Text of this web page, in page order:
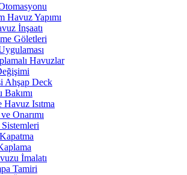
Havuz Yapımı
İnşaatı
Göletleri
Havuzlar
Ahşap Deck
Havuz Isıtma
Onarımı
İmalatı
Tamiri